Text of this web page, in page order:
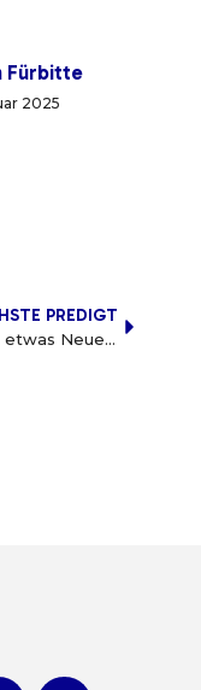
Fürbitte
2025
PREDIGT
Es steht etwas Neues bereit